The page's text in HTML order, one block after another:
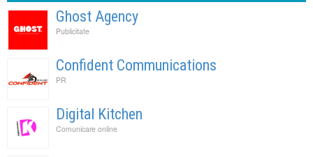
Ghost Agency
Publicitate
Confident Communications
PR
Digital Kitchen
Comunicare online